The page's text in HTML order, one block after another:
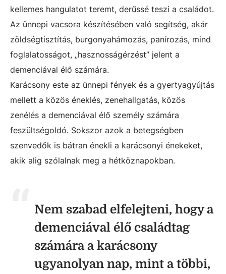
kellemes hangulatot teremt, derűssé teszi a családot.
Az ünnepi vacsora készítésében való segítség, akár
zöldségtisztítás, burgonyahámozás, panírozás, mind
foglalatosságot, „hasznosságérzést” jelent a
demenciával élő számára.
Karácsony este az ünnepi fények és a gyertyagyújtás
mellett a közös éneklés, zenehallgatás, közös
zenélés a demenciával élő személy számára
feszültségoldó. Sokszor azok a betegségben
szenvedők is bátran énekli a karácsonyi énekeket,
akik alig szólalnak meg a hétköznapokban.
Nem szabad elfelejteni, hogy a
demenciával élő családtag
számára a karácsony
ugyanolyan nap, mint a többi,